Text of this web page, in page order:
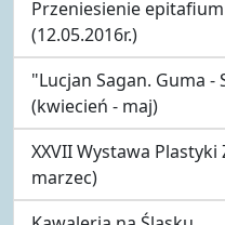
Przeniesienie
(12.05.2016r.)
"Lucjan Sagan. Guma
(kwiecień - maj)
XXVII Wystawa
marzec)